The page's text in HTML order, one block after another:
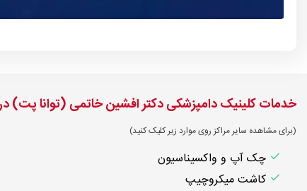
خدمات کلینیک دامپزشکی دکتر افشین خاتمی (توانا پت)
(برای مشاهده سایر مراکز روی موارد زیر کلیک کنید)
چک آپ و واکسیناسیون
کاشت میکروچیپ